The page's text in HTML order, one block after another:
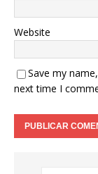
Website
Save my
next time I